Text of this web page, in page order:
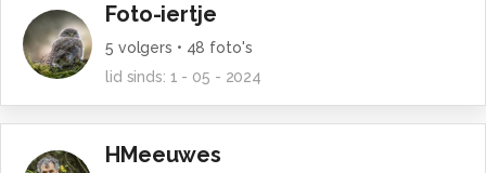
Foto-iertje
5 volgers • 48 foto's
lid sinds: 1 - 05 - 2024
HMeeuwes